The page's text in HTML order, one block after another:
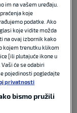
već u
Ovo mu je
im na vašem uređaju.
koje
podatke. Ako
koje vidite možda
na ovaj izbornik kako
kojem trenutku klikom
[ili plutajuće ikone u
će se odabiri
pojedinosti pogledajte
privatnosti
bismo pružili